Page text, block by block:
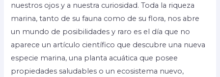
nuestros ojos y a nuestra curiosidad. Toda la riqueza
marina, tanto de su fauna como de su flora, nos abre
un mundo de posibilidades y raro es el día que no
aparece un artículo científico que descubre una nueva
especie marina, una planta acuática que posee
propiedades saludables o un ecosistema nuevo,